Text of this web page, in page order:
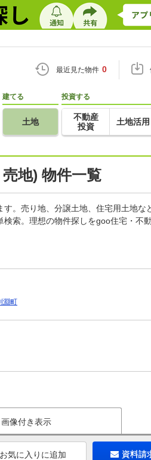
最近見た物件 0
建てる
土地
投資する
不動産
投資
土地活用
地) 物件一覧
。売り地、分譲土地、住宅用土地な
索。理想の物件探しをgoo住宅・不
淵町
画像付き表示
お気に入りに追加 資料請